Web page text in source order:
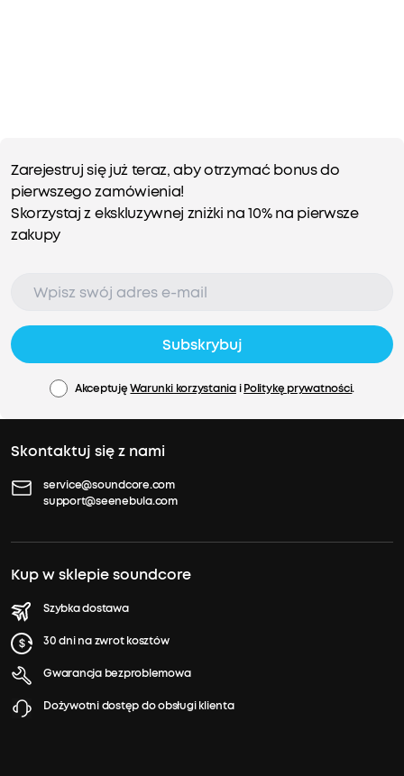
Zarejestruj się już teraz, aby otrzymać bonus do
pierwszego zamówienia!
Skorzystaj z ekskluzywnej zniżki na 10% na pierwsze
zakupy
Subskrybuj
AkceptujęWarunki korzystaniaiPolitykę prywatności.
Skontaktuj się z nami
service@soundcore.com
support@seenebula.com
Kup w sklepie soundcore
Szybka dostawa
30 dni na zwrot kosztów
Gwarancja bezproblemowa
Dożywotni dostęp do obsługi klienta